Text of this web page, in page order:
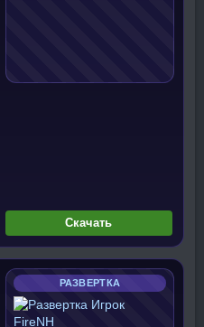
Скачать
РАЗВЕРТКА